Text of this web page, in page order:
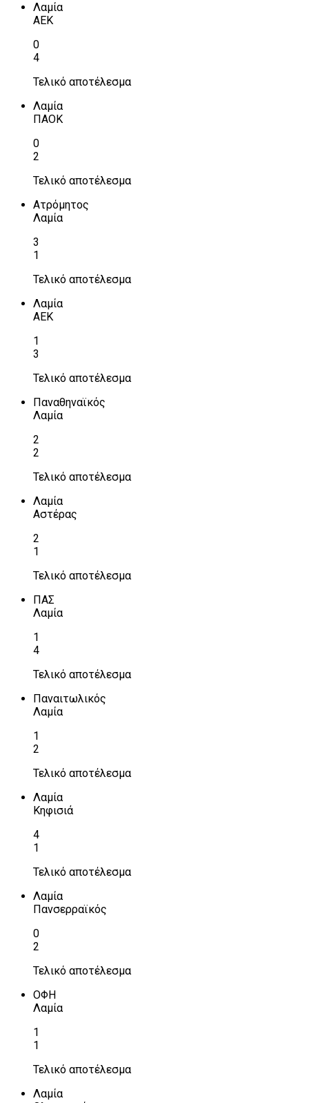
Λαμία
ΑΕΚ
0
4
Τελικό αποτέλεσμα
Λαμία
ΠΑΟΚ
0
2
Τελικό αποτέλεσμα
Ατρόμητος
Λαμία
3
1
Τελικό αποτέλεσμα
Λαμία
ΑΕΚ
1
3
Τελικό αποτέλεσμα
Παναθηναϊκός
Λαμία
2
2
Τελικό αποτέλεσμα
Λαμία
Αστέρας
2
1
Τελικό αποτέλεσμα
ΠΑΣ
Λαμία
1
4
Τελικό αποτέλεσμα
Παναιτωλικός
Λαμία
1
2
Τελικό αποτέλεσμα
Λαμία
Κηφισιά
4
1
Τελικό αποτέλεσμα
Λαμία
Πανσερραϊκός
0
2
Τελικό αποτέλεσμα
ΟΦΗ
Λαμία
1
1
Τελικό αποτέλεσμα
Λαμία